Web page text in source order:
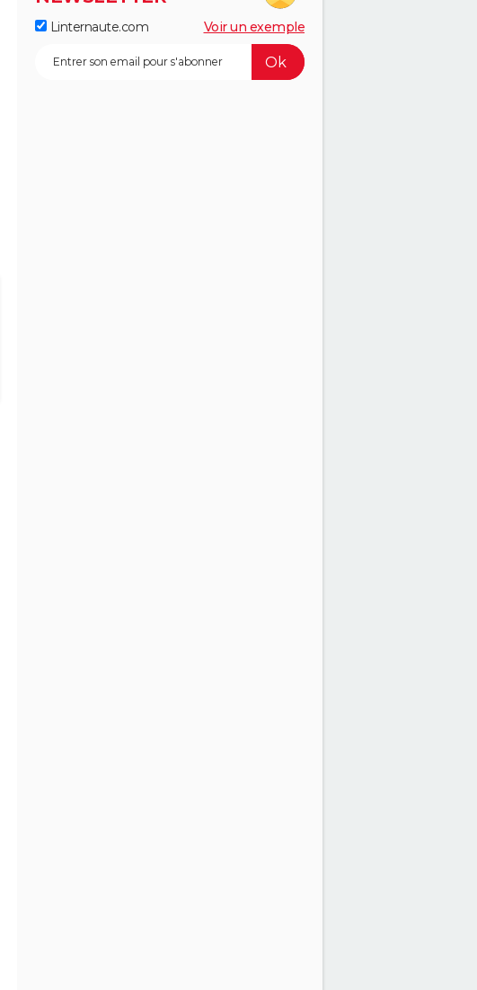
Linternaute.com Voir un exemple